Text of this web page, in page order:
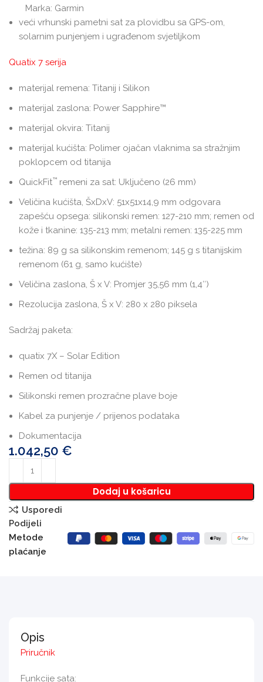
Marka: Garmin
veći vrhunski pametni sat za plovidbu sa GPS-om,
solarnim punjenjem i ugrađenom svjetiljkom
Quatix 7 serija
materijal remena: Titanij i Silikon
materijal zaslona: Power Sapphire™
materijal okvira: Titanij
materijal kućišta: Polimer ojačan vlaknima sa stražnjim
poklopcem od titanija
QuickFit™ remeni za sat: Uključeno (26 mm)
Veličina kućišta, ŠxDxV: 51x51x14,9 mm odgovara
zapešću opsega: silikonski remen: 127-210 mm; remen od
kože i tkanine: 135-213 mm; metalni remen: 135-225 mm
težina: 89 g sa silikonskim remenom; 145 g s titanijskim
remenom (61 g, samo kućište)
Veličina zaslona, Š x V: Promjer 35,56 mm (1,4″)
Rezolucija zaslona, Š x V: 280 x 280 piksela
Sadržaj paketa:
quatix 7X – Solar Edition
Remen od titanija
Silikonski remen prozračne plave boje
Kabel za punjenje / prijenos podataka
Dokumentacija
1.042,50 €
Dodaj u košaricu
Usporedi
Podijeli
Metode
plaćanje
Opis
Priručnik
Funkcije sata: